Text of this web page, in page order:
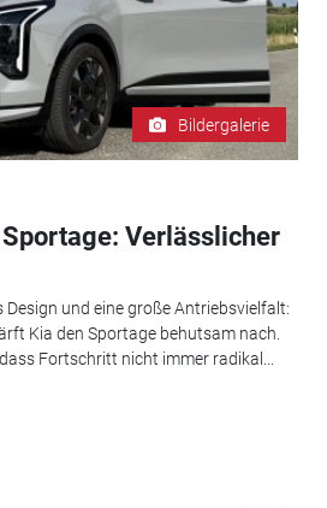
Bildergalerie
Verlässlicher
und eine große Antriebsvielfalt:
Kia den Sportage behutsam nach.
Fortschritt nicht immer radikal...